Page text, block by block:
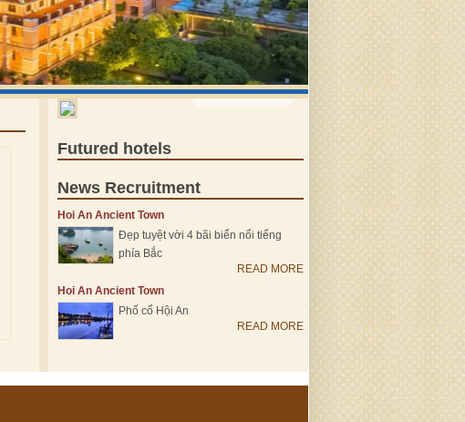
VIEW MORE >
Futured hotels
News Recruitment
Hoi An Ancient Town
Đẹp tuyệt vời 4 bãi biển nổi tiếng
phía Bắc
READ MORE
Hoi An Ancient Town
Phố cổ Hội An
READ MORE